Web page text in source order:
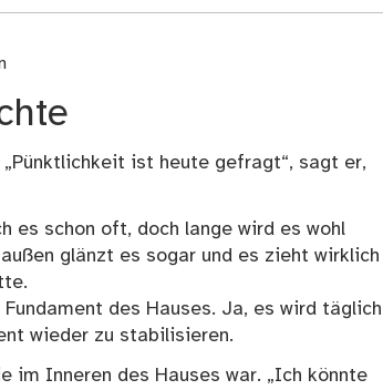
ist heute gefragt“, sagt er,
es schon oft, doch lange wird es wohl
glänzt es sogar und es zieht wirklich
des Hauses. Ja, es wird täglich
wieder zu stabilisieren.
im Inneren des Hauses war. „Ich könnte